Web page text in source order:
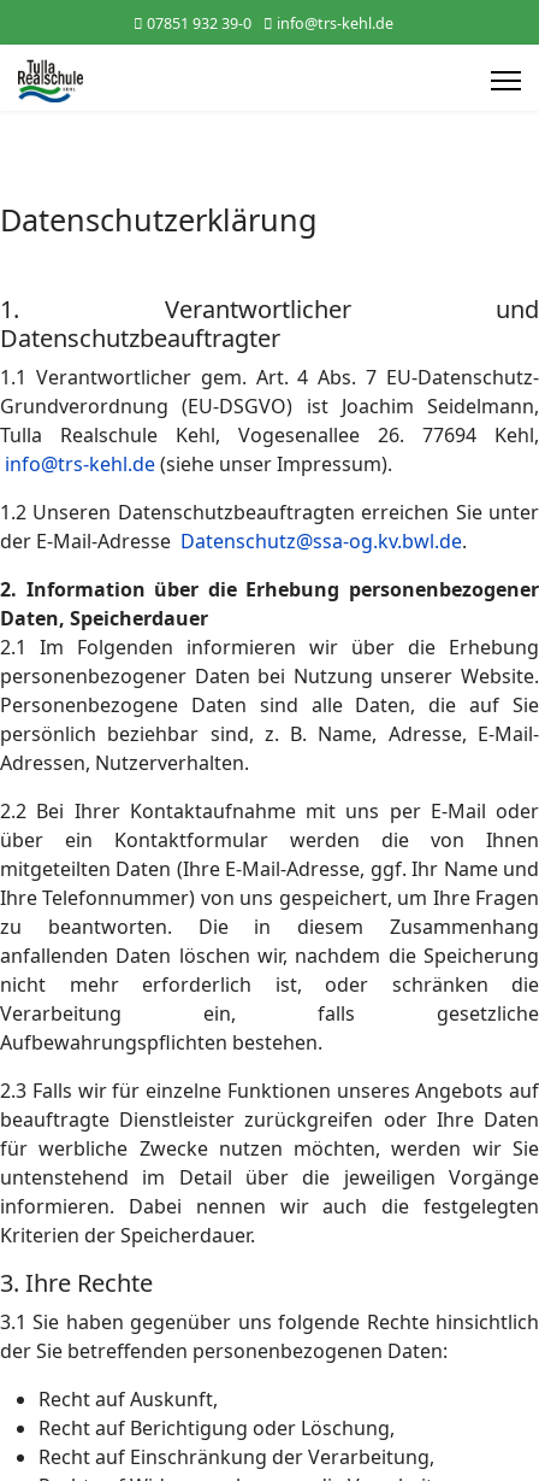
07851 932 39-0 info@trs-kehl.de
Datenschutzerklärung
1. Verantwortlicher und
Datenschutzbeauftragter
1.1 Verantwortlicher gem. Art. 4 Abs. 7 EU-Datenschutz-
Grundverordnung (EU-DSGVO) ist Joachim Seidelmann,
Tulla Realschule Kehl, Vogesenallee 26. 77694 Kehl,
info@trs-kehl.de(siehe unser Impressum).
1.2 Unseren Datenschutzbeauftragten erreichen Sie unter
der E-Mail-Adresse Datenschutz@ssa-og.kv.bwl.de.
2. Information über die Erhebung personenbezogener
Daten, Speicherdauer
2.1 Im Folgenden informieren wir über die Erhebung
personenbezogener Daten bei Nutzung unserer Website.
Personenbezogene Daten sind alle Daten, die auf Sie
persönlich beziehbar sind, z. B. Name, Adresse, E-Mail-
Adressen, Nutzerverhalten.
2.2 Bei Ihrer Kontaktaufnahme mit uns per E-Mail oder
über ein Kontaktformular werden die von Ihnen
mitgeteilten Daten (Ihre E-Mail-Adresse, ggf. Ihr Name und
Ihre Telefonnummer) von uns gespeichert, um Ihre Fragen
zu beantworten. Die in diesem Zusammenhang
anfallenden Daten löschen wir, nachdem die Speicherung
nicht mehr erforderlich ist, oder schränken die
Verarbeitung ein, falls gesetzliche
Aufbewahrungspflichten bestehen.
2.3 Falls wir für einzelne Funktionen unseres Angebots auf
beauftragte Dienstleister zurückgreifen oder Ihre Daten
für werbliche Zwecke nutzen möchten, werden wir Sie
untenstehend im Detail über die jeweiligen Vorgänge
informieren. Dabei nennen wir auch die festgelegten
Kriterien der Speicherdauer.
3. Ihre Rechte
3.1 Sie haben gegenüber uns folgende Rechte hinsichtlich
der Sie betreffenden personenbezogenen Daten:
Recht auf Auskunft,
Recht auf Berichtigung oder Löschung,
Recht auf Einschränkung der Verarbeitung,